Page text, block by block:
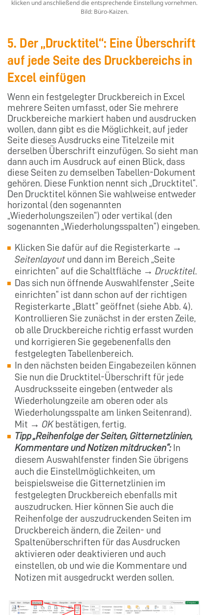
klicken und anschließend die entsprechende Einstellung vornehmen.
Bild: Büro-Kaizen.
5. Der „Drucktitel“: Eine Überschrift
auf jede Seite des Druckbereichs in
Excel einfügen
Wenn ein festgelegter Druckbereich in Excel
mehrere Seiten umfasst, oder Sie mehrere
Druckbereiche markiert haben und ausdrucken
wollen, dann gibt es die Möglichkeit, auf jeder
Seite dieses Ausdrucks eine Titelzeile mit
derselben Überschrift einzufügen. So sieht man
dann auch im Ausdruck auf einen Blick, dass
diese Seiten zu demselben Tabellen-Dokument
gehören. Diese Funktion nennt sich „Drucktitel“.
Den Drucktitel können Sie wahlweise entweder
horizontal (den sogenannten
„Wiederholungszeilen“) oder vertikal (den
sogenannten „Wiederholungsspalten“) eingeben.
Klicken Sie dafür auf die Registerkarte →
Seitenlayout und dann im Bereich „Seite
einrichten“ auf die Schaltfläche → Drucktitel
Das sich nun öffnende Auswahlfenster „Seite
einrichten“ ist dann schon auf der richtigen
Registerkarte „Blatt“ geöffnet (siehe Abb. 4).
Kontrollieren Sie zunächst in der ersten Zeile,
ob alle Druckbereiche richtig erfasst wurden
und korrigieren Sie gegebenenfalls den
festgelegten Tabellenbereich.
In den nächsten beiden Eingabezeilen können
Sie nun die Drucktitel-Überschrift für jede
Ausdrucksseite eingeben (entweder als
Wiederholungzeile am oberen oder als
Wiederholungsspalte am linken Seitenrand).
Mit → OKbestätigen, fertig.
Tipp „Reihenfolge der Seiten, Gitternetzlinien,
Kommentare und Notizen mitdrucken“:In
diesem Auswahlfenster finden Sie übrigens
auch die Einstellmöglichkeiten, um
beispielsweise die Gitternetzlinien im
festgelegten Druckbereich ebenfalls mit
auszudrucken. Hier können Sie auch die
Reihenfolge der auszudruckenden Seiten im
Druckbereich ändern, die Zeilen- und
Spaltenüberschriften für das Ausdrucken
aktivieren oder deaktivieren und auch
einstellen, ob und wie die Kommentare und
Notizen mit ausgedruckt werden sollen.